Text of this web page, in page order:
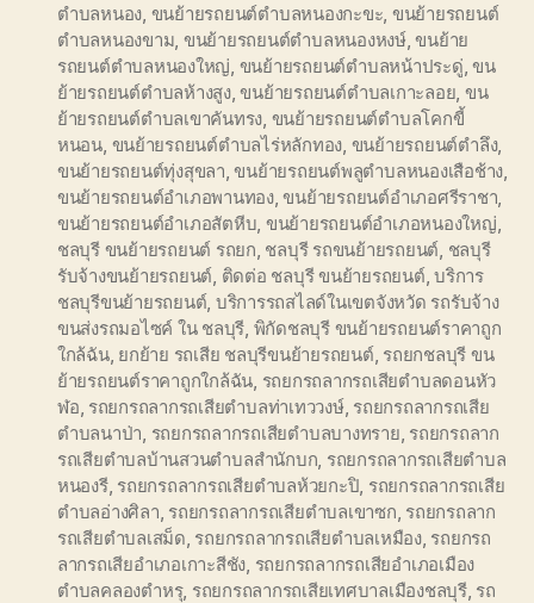
ตำบลหนอง ขนย้ายรถยนต์ตำบลหนองกะขะ ขนย้ายรถยนต์
ตำบลหนองขาม ขนย้ายรถยนต์ตำบลหนองหงษ์,ขนย้าย
รถยนต์ตำบลหนองใหญ่ ขนย้ายรถยนต์ตำบลหน้าประดู่ ,ขน
ย้ายรถยนต์ตำบลห้างสูง,ขนย้ายรถยนต์ตำบลเกาะลอย ขน
ย้ายรถยนต์ตำบลเขาคันทรง ขนย้ายรถยนต์ตำบลโคกขี้
หนอน ขนย้ายรถยนต์ตำบลไร่หลักทอง ขนย้ายรถยนต์ตำลึง,
ขนย้ายรถยนต์ทุ่งสุขลา ,ขนย้ายรถยนต์พลูตำบลหนองเสือช้าง
ขนย้ายรถยนต์อำเภอพานทอง,ขนย้ายรถยนต์อำเภอศรีราชา
ขนย้ายรถยนต์อำเภอสัตหีบ ขนย้ายรถยนต์อำเภอหนองใหญ่
ชลบุรี ขนย้ายรถยนต์ รถยก ชลบุรี รถขนย้ายรถยนต์ ชลบุรี
รับจ้างขนย้ายรถยนต์ ติดต่อ ชลบุรี ขนย้ายรถยนต์,บริการ
ชลบุรีขนย้ายรถยนต์, บริการรถสไลด์ในเขตจังหวัด รถรับจ้าง
ขนส่งรถมอไซค์ ใน ชลบุรี พิกัดชลบุรี ขนย้ายรถยนต์ราคาถูก
ใกล้ฉัน, ยกย้าย รถเสีย ชลบุรีขนย้ายรถยนต์, รถยกชลบุรี ขน
ย้ายรถยนต์ราคาถูกใกล้ฉัน รถยกรถลากรถเสียตำบลดอนหัว
ฬอ รถยกรถลากรถเสียตำบลท่าเทววงษ์, รถยกรถลากรถเสีย
ตำบลนาป่า รถยกรถลากรถเสียตำบลบางทราย รถยกรถลาก
รถเสียตำบลบ้านสวนตำบลสำนักบก รถยกรถลากรถเสียตำบล
หนองรี, รถยกรถลากรถเสียตำบลห้วยกะปิ รถยกรถลากรถเสีย
ตำบลอ่างศิลา รถยกรถลากรถเสียตำบลเขาซก รถยกรถลาก
รถเสียตำบลเสม็ด รถยกรถลากรถเสียตำบลเหมือง, รถยกรถ
ลากรถเสียอำเภอเกาะสีชัง รถยกรถลากรถเสียอำเภอเมือง
ตำบลคลองตำหรุ, รถยกรถลากรถเสียเทศบาลเมืองชลบุรี, รถ